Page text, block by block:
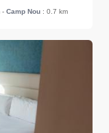
- Camp Nou : 0.7 km